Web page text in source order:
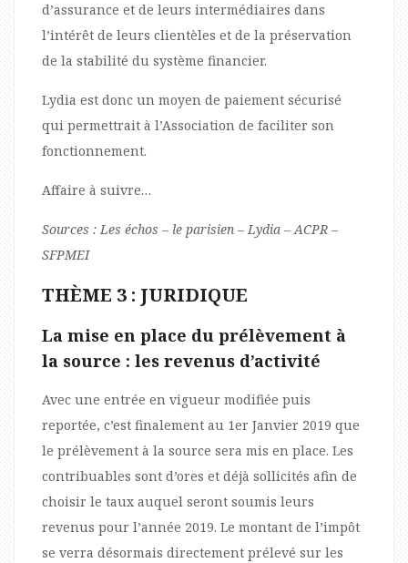
d’assurance et de leurs intermédiaires dans
l’intérêt de leurs clientèles et de la préservation
de la stabilité du système financier.
Lydia est donc un moyen de paiement sécurisé
qui permettrait à l’Association de faciliter son
fonctionnement.
Affaire à suivre…
Sources : Les échos – le parisien – Lydia – ACPR –
SFPMEI
THÈME 3 : JURIDIQUE
La mise en place du prélèvement à
la source : les revenus d’activité
Avec une entrée en vigueur modifiée puis
reportée, c’est finalement au 1er Janvier 2019 que
le prélèvement à la source sera mis en place. Les
contribuables sont d’ores et déjà sollicités afin de
choisir le taux auquel seront soumis leurs
revenus pour l’année 2019. Le montant de l’impôt
se verra désormais directement prélevé sur les